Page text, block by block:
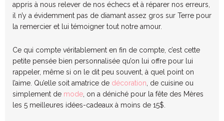
appris à nous relever de nos échecs et à réparer nos erreurs,
il n’y a évidemment pas de diamant assez gros sur Terre pour
la remercier et lui témoigner tout notre amour.
Ce qui compte véritablement en fin de compte, c’est cette
petite pensée bien personnalisée qu’on lui offre pour lui
rappeler, même si on le dit peu souvent, à quel point on
l’aime. Qu’elle soit amatrice de décoration , de cuisine ou
simplement de mode , on a déniché pour la fête des Mères
les 5 meilleures idées-cadeaux à moins de 15$.